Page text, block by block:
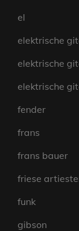
el
elektrische
elektrische
elektrische
fender
frans
frans bauer
friese
funk
gibson